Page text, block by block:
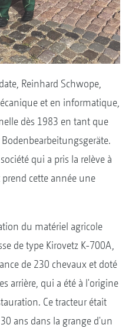
Reinhard Schwope,
et en informatique,
dès 1983 en tant que
qui a pris la relève à
prend cette année une
du matériel agricole
de type Kirovetz K-700A,
de 230 chevaux et doté
arrière, qui a été à l'origine
Ce tracteur était
ans dans la grange d'un